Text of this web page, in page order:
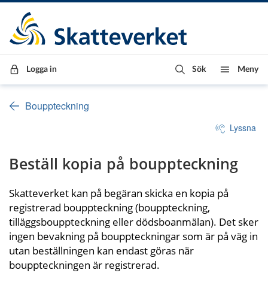
Till innehåll
Till navigationen
Till chattrobot
Logga in Sök Meny
Bouppteckning
Lyssna
Beställ kopia på bouppteckning
Skatteverket kan på begäran skicka en kopia på
registrerad bouppteckning (bouppteckning,
tilläggsbouppteckning eller dödsboanmälan). Det sker
ingen bevakning på bouppteckningar som är på väg in
utan beställningen kan endast göras när
bouppteckningen är registrerad.